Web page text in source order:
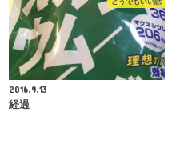
2016.9.13
経過